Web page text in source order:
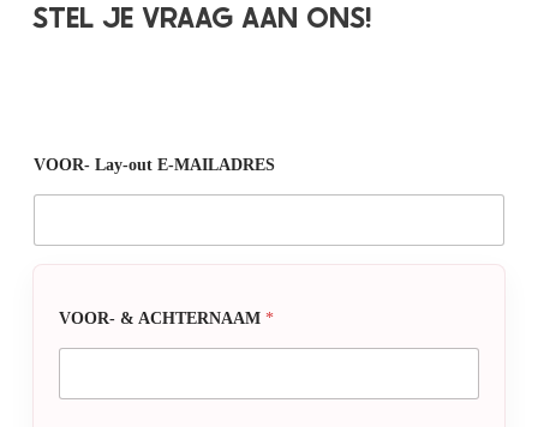
STEL JE VRAAG AAN ONS!
VOOR- Lay-out E-MAILADRES
VOOR- & ACHTERNAAM*